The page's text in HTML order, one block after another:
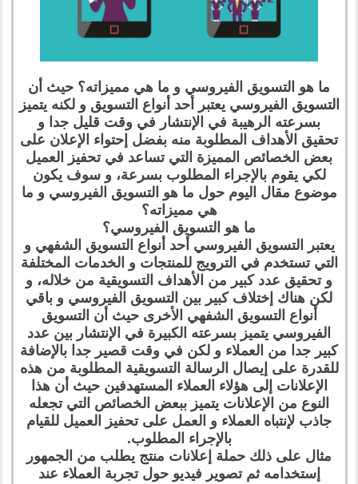
ما هو التسويق الفيروسي و ما هي مميزاته؟ حيث أن
التسويق الفيروسي يعتبر أحد أنواع التسويق و لكنه يتميز
بسرعته الرهيبة في الإنتشار في وقت قليل جدا و
تحقيق الأهداف المطلوبة منه بفضل إحتواء الإعلان على
بعض الخصائص المميزة التي تساعد في تحفيز العميل
لكي يقوم بالإجراء المطلوب بسرعة، و سوف يكون
موضوع مقال اليوم حول ما هو التسويق الفيروسي و ما
هي مميزاته؟
ما هو التسويق الفيروسي؟
يعتبر التسويق الفيروسي أحد أنواع التسويق الشفهي و
التي تستخدم في الترويج للمنتجات و الخدمات المختلفة
و تحقيق عدد كبير من الأهداف التسويقية من خلاله، و
لكن هناك إختلاف كبير بين التسويق الفيروسي و باقي
أنواع التسويق الشفهي الأخرى حيث أن التسويق
الفيروسي يتميز بسرعته الكبيرة في الإنتشار بين عدد
كبير جدا من العملاء و لكن في وقت قصير جدا بالإضافة
للقدرة على إيصال الرسالة التسويقية المطلوبة من هذه
الإعلانات إلى هؤلاء العملاء المستهدفين حيث أن هذا
النوع من الإعلانات يتميز ببعض الخصائص التي تجعله
جاذب لإنتباه العملاء و العمل على تحفيز العميل للقيام
بالإجراء المطلوب.
مثال على ذلك حملة إعلانات منتج يطلب من الجمهور
إستخدامه ثم تصوير فيديو حول تجربة العملاء عند